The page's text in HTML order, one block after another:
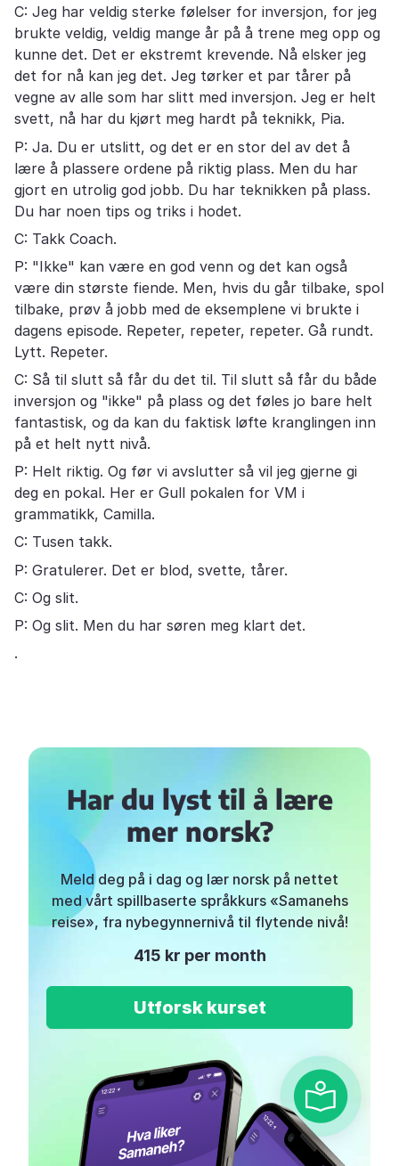
C: Jeg har veldig sterke følelser for inversjon, for jeg
brukte veldig, veldig mange år på å trene meg opp og
kunne det. Det er ekstremt krevende. Nå elsker jeg
det for nå kan jeg det. Jeg tørker et par tårer på
vegne av alle som har slitt med inversjon. Jeg er helt
svett, nå har du kjørt meg hardt på teknikk, Pia.
P: Ja. Du er utslitt, og det er en stor del av det å
lære å plassere ordene på riktig plass. Men du har
gjort en utrolig god jobb. Du har teknikken på plass.
Du har noen tips og triks i hodet.
C: Takk Coach.
P: "Ikke" kan være en god venn og det kan også
være din største fiende. Men, hvis du går tilbake, spol
tilbake, prøv å jobb med de eksemplene vi brukte i
dagens episode. Repeter, repeter, repeter. Gå rundt.
Lytt. Repeter.
C: Så til slutt så får du det til. Til slutt så får du både
inversjon og "ikke" på plass og det føles jo bare helt
fantastisk, og da kan du faktisk løfte kranglingen inn
på et helt nytt nivå.
P: Helt riktig. Og før vi avslutter så vil jeg gjerne gi
deg en pokal. Her er Gull pokalen for VM i
grammatikk, Camilla.
C: Tusen takk.
P: Gratulerer. Det er blod, svette, tårer.
C: Og slit.
P: Og slit. Men du har søren meg klart det.
.
Har du lyst til å lære
mer norsk?
Meld deg på i dag og lær norsk på nettet
med vårt spillbaserte språkkurs «Samanehs
reise», fra nybegynnernivå til flytende nivå!
415 kr per month
Utforsk kurset